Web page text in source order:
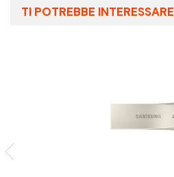
TI POTREBBE INTERESSARE